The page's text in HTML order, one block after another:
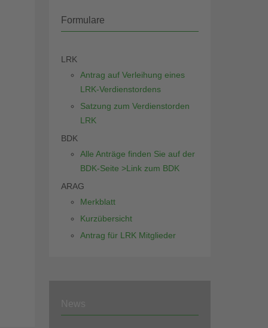
Formulare
LRK
Antrag auf Verleihung eines
LRK-Verdienstordens
Satzung zum Verdienstorden
LRK
BDK
Alle Anträge finden Sie auf der
BDK-Seite >Link zum BDK
ARAG
Merkblatt
Kurzübersicht
Antrag für LRK Mitglieder